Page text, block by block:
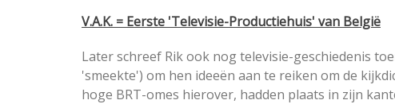
V.A.K. = Eerste 'Televisie-Productiehuis' van België
Later schreef Rik ook nog televisie-geschiedenis
'smeekte') om hen ideeën aan te reiken om de
hoge BRT-omes hierover, hadden plaats in zijn